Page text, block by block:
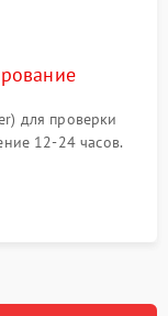
для проверки
12-24 часов.
отсутствия
к выдаче.